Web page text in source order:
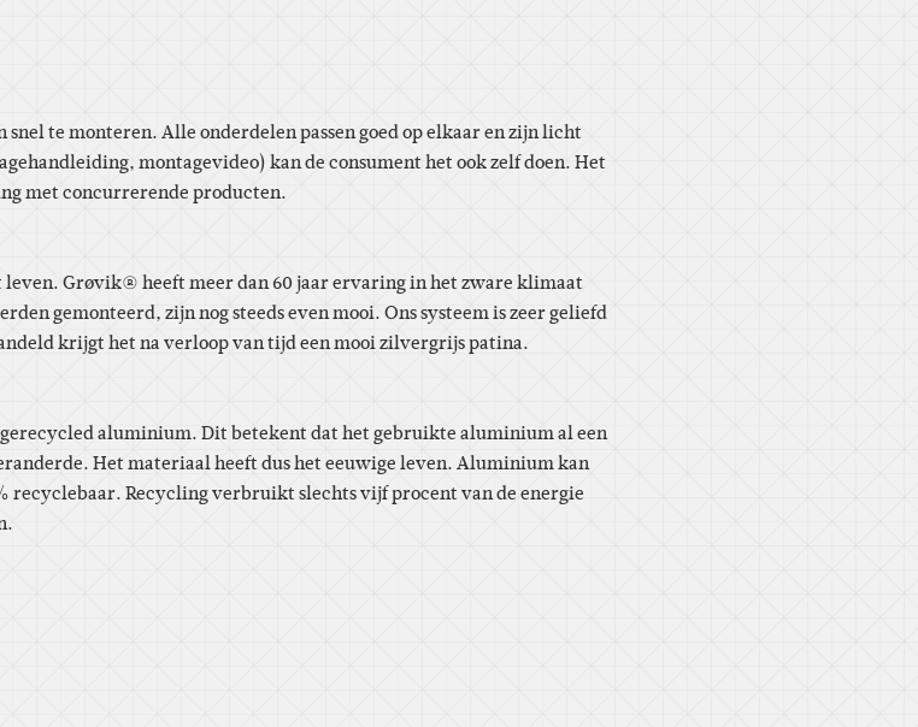
te monteren. Alle onderdelen passen goed op elkaar en zijn licht
montagevideo) kan de consument het ook zelf doen. Het
met concurrerende producten.
leven. Grøvik® heeft meer dan 60 jaar ervaring in het zware klimaat
gemonteerd, zijn nog steeds even mooi. Ons systeem is zeer geliefd
krijgt het na verloop van tijd een mooi zilvergrijs patina.
aluminium. Dit betekent dat het gebruikte aluminium al een
Het materiaal heeft dus het eeuwige leven. Aluminium kan
recyclebaar. Recycling verbruikt slechts vijf procent van de energie